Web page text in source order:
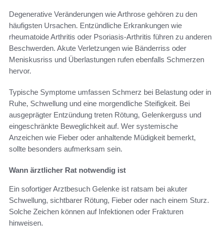
Degenerative Veränderungen wie Arthrose gehören zu den
häufigsten Ursachen. Entzündliche Erkrankungen wie
rheumatoide Arthritis oder Psoriasis-Arthritis führen zu anderen
Beschwerden. Akute Verletzungen wie Bänderriss oder
Meniskusriss und Überlastungen rufen ebenfalls Schmerzen
hervor.
Typische Symptome umfassen Schmerz bei Belastung oder in
Ruhe, Schwellung und eine morgendliche Steifigkeit. Bei
ausgeprägter Entzündung treten Rötung, Gelenkerguss und
eingeschränkte Beweglichkeit auf. Wer systemische
Anzeichen wie Fieber oder anhaltende Müdigkeit bemerkt,
sollte besonders aufmerksam sein.
Wann ärztlicher Rat notwendig ist
Ein sofortiger Arztbesuch Gelenke ist ratsam bei akuter
Schwellung, sichtbarer Rötung, Fieber oder nach einem Sturz.
Solche Zeichen können auf Infektionen oder Frakturen
hinweisen.